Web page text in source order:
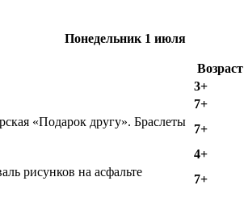
Понедельник 1 июля
Возраст
3+
7+
«Подарок другу». Браслеты
7+
4+
рисунков на асфальте
7+